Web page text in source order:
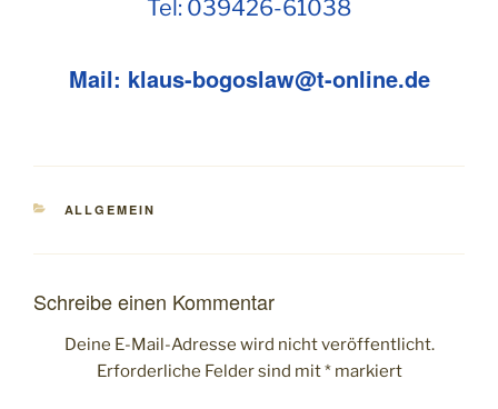
Tel: 039426-61038
Mail: klaus-bogoslaw@t-online.de
KATEGORIEN
ALLGEMEIN
Schreibe einen Kommentar
Deine E-Mail-Adresse wird nicht veröffentlicht.
Erforderliche Felder sind mit*markiert